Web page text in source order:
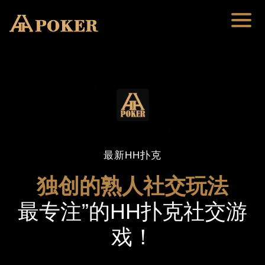
最新HH扑克
独创的熟人社交玩法
最专注”的HH扑克社交游
戏！